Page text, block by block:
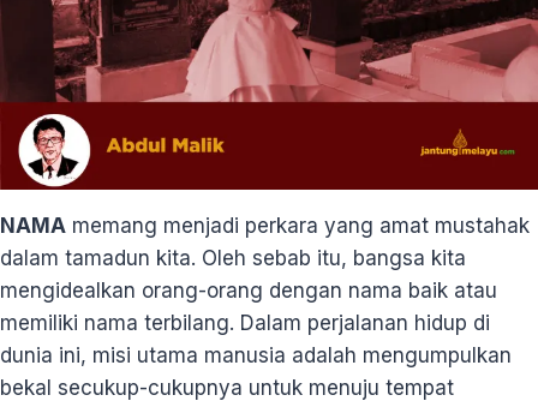
NAMA memang menjadi perkara yang amat mustahak
dalam tamadun kita. Oleh sebab itu, bangsa kita
mengidealkan orang-orang dengan nama baik atau
memiliki nama terbilang. Dalam perjalanan hidup di
dunia ini, misi utama manusia adalah mengumpulkan
bekal secukup-cukupnya untuk menuju tempat